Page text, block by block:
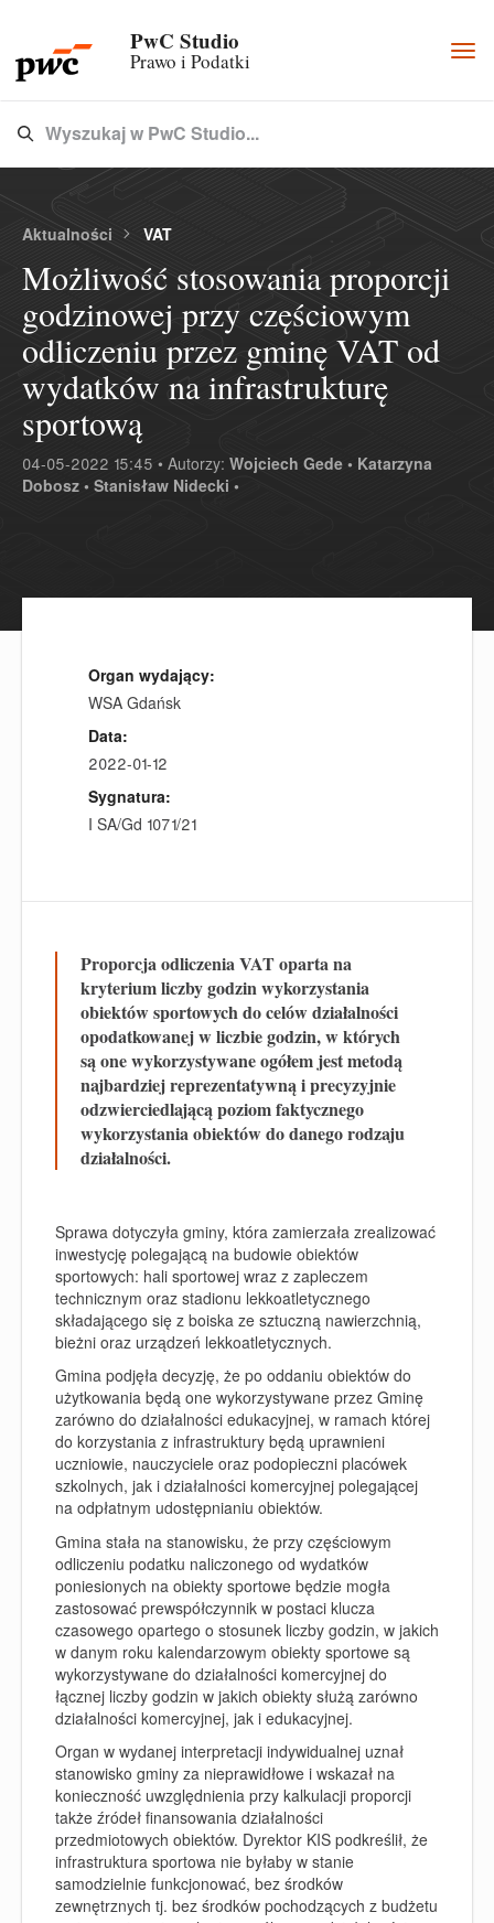
PwC Studio
Prawo i Podatki
Type 3 or more characters for results.
Wyszukaj w PwC Studio...
Aktualności VAT
Możliwość stosowania proporcji
godzinowej przy częściowym
odliczeniu przez gminę VAT od
wydatków na infrastrukturę
sportową
04-05-2022 15:45 • Autorzy: Wojciech Gede • Katarzyna
Dobosz • Stanisław Nidecki •
Organ wydający:
WSA Gdańsk
Data:
2022-01-12
Sygnatura:
I SA/Gd 1071/21
Proporcja odliczenia VAT oparta na
kryterium liczby godzin wykorzystania
obiektów sportowych do celów działalności
opodatkowanej w liczbie godzin, w których
są one wykorzystywane ogółem jest metodą
najbardziej reprezentatywną i precyzyjnie
odzwierciedlającą poziom faktycznego
wykorzystania obiektów do danego rodzaju
działalności.
Sprawa dotyczyła gminy, która zamierzała zrealizować
inwestycję polegającą na budowie obiektów
sportowych: hali sportowej wraz z zapleczem
technicznym oraz stadionu lekkoatletycznego
składającego się z boiska ze sztuczną nawierzchnią,
bieżni oraz urządzeń lekkoatletycznych.
Gmina podjęła decyzję, że po oddaniu obiektów do
użytkowania będą one wykorzystywane przez Gminę
zarówno do działalności edukacyjnej, w ramach której
do korzystania z infrastruktury będą uprawnieni
uczniowie, nauczyciele oraz podopieczni placówek
szkolnych, jak i działalności komercyjnej polegającej
na odpłatnym udostępnianiu obiektów.
Gmina stała na stanowisku, że przy częściowym
odliczeniu podatku naliczonego od wydatków
poniesionych na obiekty sportowe będzie mogła
zastosować prewspółczynnik w postaci klucza
czasowego opartego o stosunek liczby godzin, w jakich
w danym roku kalendarzowym obiekty sportowe są
wykorzystywane do działalności komercyjnej do
łącznej liczby godzin w jakich obiekty służą zarówno
działalności komercyjnej, jak i edukacyjnej.
Organ w wydanej interpretacji indywidualnej uznał
stanowisko gminy za nieprawidłowe i wskazał na
konieczność uwzględnienia przy kalkulacji proporcji
także źródeł finansowania działalności
przedmiotowych obiektów. Dyrektor KIS podkreślił, że
infrastruktura sportowa nie byłaby w stanie
samodzielnie funkcjonować, bez środków
zewnętrznych tj. bez środków pochodzących z budżetu